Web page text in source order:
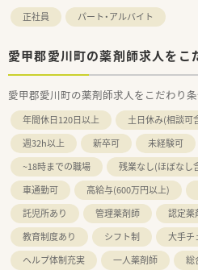
正社員 パート・アルバイト
愛甲郡愛川町の薬剤師求人をこ
愛甲郡愛川町の薬剤師求人をこだわり
年間休日120日以上 土日休み(相談可
週32h以上
新卒可 未経験可
~18時までの職場
残業なし(ほぼなし
車通勤可
高給与(600万円以上)
託児所あり
管理薬剤師
認定薬
教育制度あり
シフト制 大手チ
ヘルプ体制充実
一人薬剤師 総